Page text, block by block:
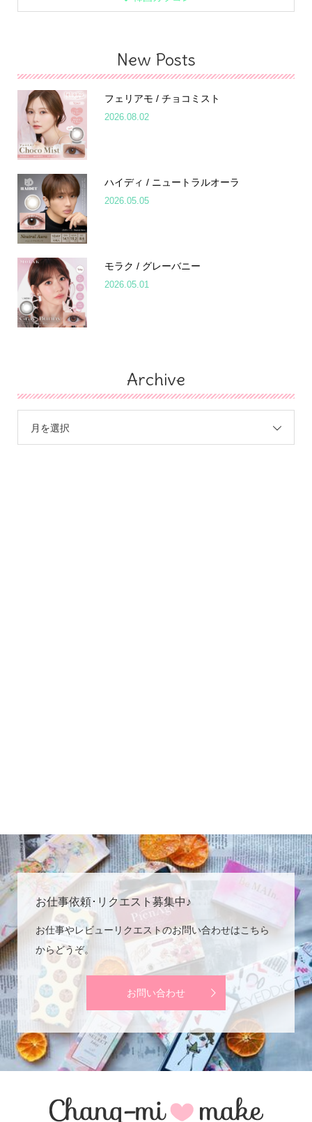
New Posts
フェリアモ / チョコミスト
2026.08.02
ハイディ / ニュートラルオーラ
2026.05.05
モラク / グレーバニー
2026.05.01
Archive
月を選択
お仕事依頼･リクエスト募集中♪
お仕事やレビューリクエストのお問い合わせはこちら
からどうぞ。
お問い合わせ